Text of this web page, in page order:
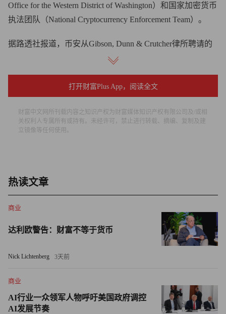
Office for the Western District of Washington）和国家加密货币
执法团队（National Cryptocurrency Enforcement Team）。
据路透社报道，币安从Gibson, Dunn & Crutcher律所聘请的
辩护律师曾向司法部讨论过达成认罪协议的可能性。路透社
包括CEO赵长鹏，谈判和解，或者不采取任何措施并终结
两位匿名消息人士对路透社表示，司法部内有人希望基于现
司法部发言人拒绝向《财富》杂志发表意见。
《财富》杂志表示，监管人员正在全面调查其他多加加密货
币公司的类似问题。
发言人在一份声明中表示：“币安通过大力投资负责监测和
安全和合规的承诺。”
对币安采取的任何措施将是对加密货币行业的又一次沉重打
打开财富Plus App，阅读全文
财富中文网所刊载内容之知识产权为财富媒体知识产权有限公司及/或相
关权利人专属所有或持有。未经许可，禁止进行转载、摘编、复制及建
立镜像等任何使用。
热读文章
商业
达利欧警告：财富不等于货币
Nick Lichtenberg 3天前
商业
AI行业一众领军人物呼吁美国政府调控
AI发展节奏